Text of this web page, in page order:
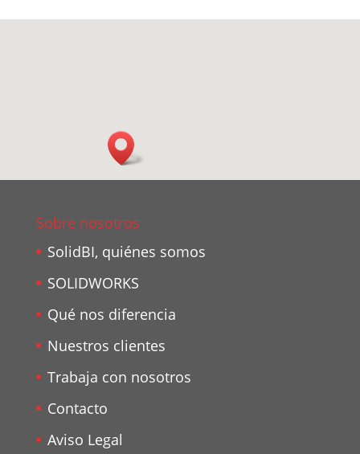
Sobre nosotros
SolidBI, quiénes somos
SOLIDWORKS
Qué nos diferencia
Nuestros clientes
Trabaja con nosotros
Contacto
Aviso Legal